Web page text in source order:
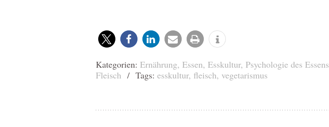
Kategorien: Ernährung, Essen, Esskultur, Psychologie des Essens
Fleisch / Tags: esskultur, fleisch, vegetarismus